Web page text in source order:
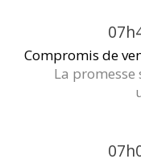
Compromis de
La